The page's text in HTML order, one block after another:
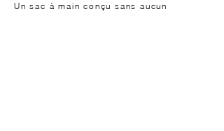
Un sac à main conçu sans aucun